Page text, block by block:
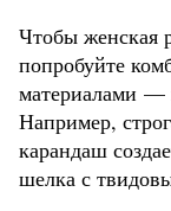
Чтобы женская
попробуйте
материалами —
Например,
карандаш
шелка с